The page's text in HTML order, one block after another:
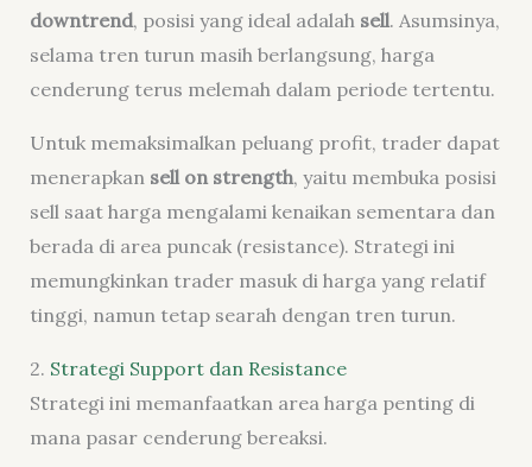
downtrend, posisi yang ideal adalah sell. Asumsinya,
selama tren turun masih berlangsung, harga
cenderung terus melemah dalam periode tertentu.
Untuk memaksimalkan peluang profit, trader dapat
menerapkan sell on strength, yaitu membuka posisi
sell saat harga mengalami kenaikan sementara dan
berada di area puncak (resistance). Strategi ini
memungkinkan trader masuk di harga yang relatif
tinggi, namun tetap searah dengan tren turun.
2. Strategi Support dan Resistance
Strategi ini memanfaatkan area harga penting di
mana pasar cenderung bereaksi.